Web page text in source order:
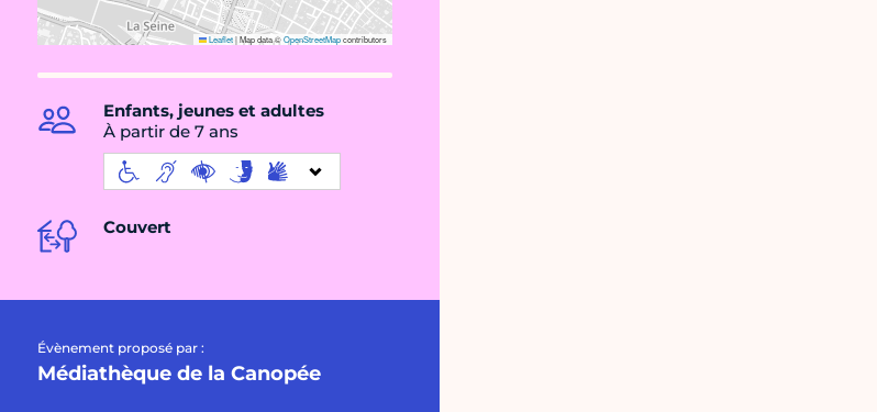
Leaflet|Map data ©OpenStreetMapcontributors
Enfants, jeunes et adultes
À partir de 7 ans
Couvert
Évènement proposé par :
Médiathèque de la Canopée